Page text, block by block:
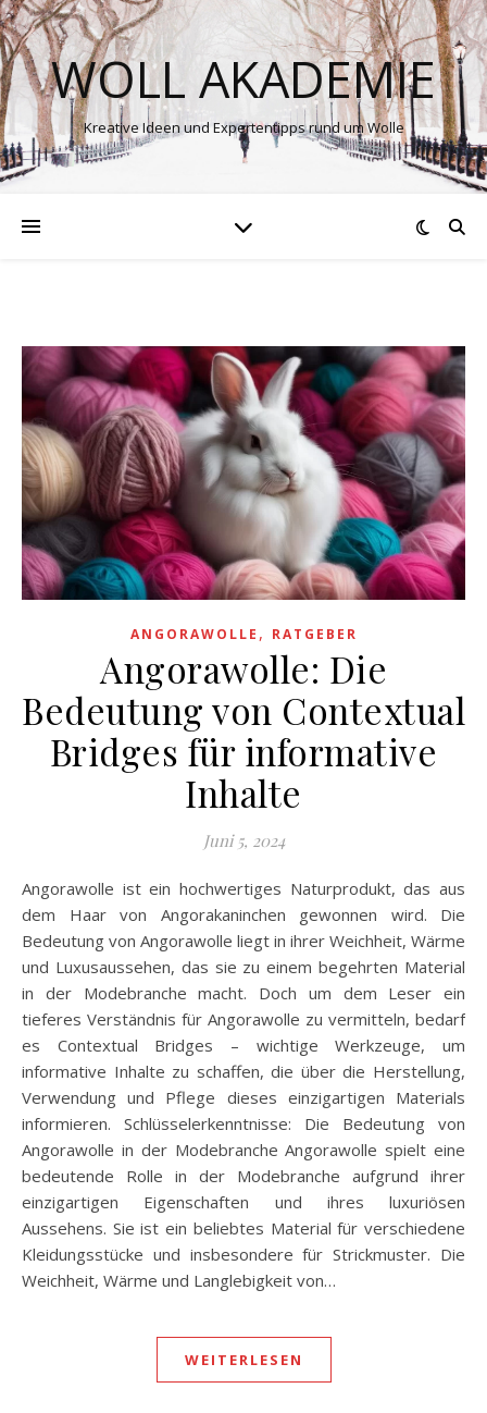
WOLL AKADEMIE
Kreative Ideen und Expertentipps rund um Wolle
ANGORAWOLLE , RATGEBER
Angorawolle: Die
Bedeutung von Contextual
Bridges für informative
Inhalte
Juni 5, 2024
Angorawolle ist ein hochwertiges Naturprodukt, das aus
dem Haar von Angorakaninchen gewonnen wird. Die
Bedeutung von Angorawolle liegt in ihrer Weichheit, Wärme
und Luxusaussehen, das sie zu einem begehrten Material
in der Modebranche macht. Doch um dem Leser ein
tieferes Verständnis für Angorawolle zu vermitteln, bedarf
es Contextual Bridges – wichtige Werkzeuge, um
informative Inhalte zu schaffen, die über die Herstellung,
Verwendung und Pflege dieses einzigartigen Materials
informieren. Schlüsselerkenntnisse: Die Bedeutung von
Angorawolle in der Modebranche Angorawolle spielt eine
bedeutende Rolle in der Modebranche aufgrund ihrer
einzigartigen Eigenschaften und ihres luxuriösen
Aussehens. Sie ist ein beliebtes Material für verschiedene
Kleidungsstücke und insbesondere für Strickmuster. Die
Weichheit, Wärme und Langlebigkeit von…
WEITERLESEN